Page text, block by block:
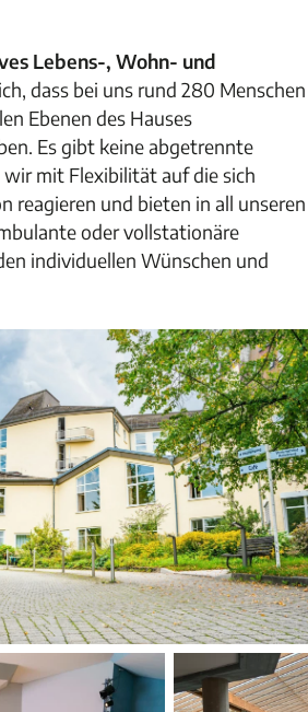
Lebens-, Wohn- und
dass bei uns rund 280 Menschen
Ebenen des Hauses
Es gibt keine abgetrennte
mit Flexibilität auf die sich
reagieren und bieten in all unseren
oder vollstationäre
individuellen Wünschen und